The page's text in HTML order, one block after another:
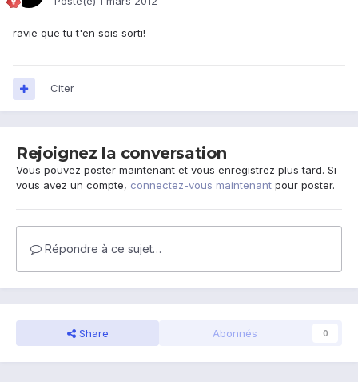
ravie que tu t'en sois sorti!
Citer
Rejoignez la conversation
Vous pouvez poster maintenant et vous enregistrez plus tard. Si
vous avez un compte, connectez-vous maintenant pour poster.
Répondre à ce sujet…
Share Abonnés 0